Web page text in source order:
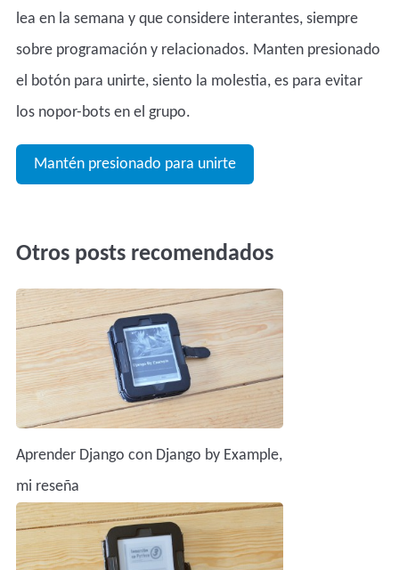
lea en la semana y que considere interantes, siempre
sobre programación y relacionados. Manten presionado
el botón para unirte, siento la molestia, es para evitar
los nopor-bots en el grupo.
Mantén presionado para unirte
Otros posts recomendados
Aprender Django con Django by Example,
mi reseña